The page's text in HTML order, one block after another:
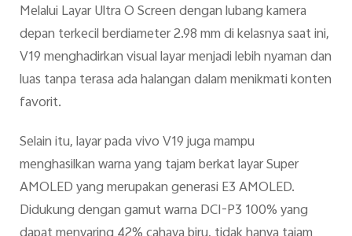
Melalui Layar Ultra O Screen dengan lubang kamera
depan terkecil berdiameter 2.98 mm di kelasnya saat ini,
V19 menghadirkan visual layar menjadi lebih nyaman dan
luas tanpa terasa ada halangan dalam menikmati konten
favorit.
Selain itu, layar pada vivo V19 juga mampu
menghasilkan warna yang tajam berkat layar Super
AMOLED yang merupakan generasi E3 AMOLED.
Didukung dengan gamut warna DCI-P3 100% yang